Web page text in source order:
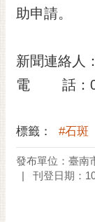
策
站
資
料
宣
告
市
助申請。
新聞連絡人
電 話：
標籤： #石斑
發布單位：臺南
刊登日期：